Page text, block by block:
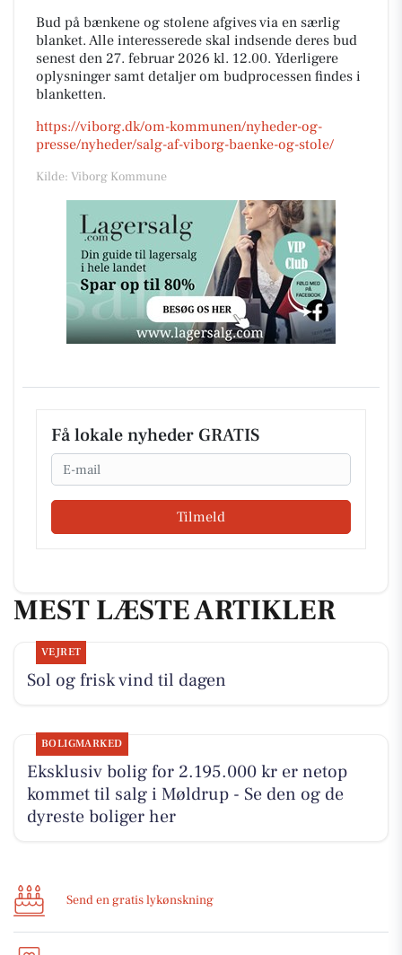
Bud på bænkene og stolene afgives via en særlig
blanket. Alle interesserede skal indsende deres bud
senest den 27. februar 2026 kl. 12.00. Yderligere
oplysninger samt detaljer om budprocessen findes i
blanketten.
https://viborg.dk/om-kommunen/nyheder-og-
presse/nyheder/salg-af-viborg-baenke-og-stole/
Kilde: Viborg Kommune
Få lokale nyheder GRATIS
Email
Tilmeld
MEST LÆSTE ARTIKLER
VEJRET
Sol og frisk vind til dagen
BOLIGMARKED
Eksklusiv bolig for 2.195.000 kr er netop
kommet til salg i Møldrup - Se den og de
dyreste boliger her
Send en gratis lykønskning